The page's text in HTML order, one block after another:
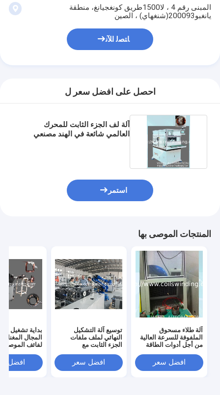
المبنى رقم 4 ، لا1500طريق كونغجيانغ، منطقة
يانغبو200093(شنغهاي) ، الصين
ﺎﺘﺼﻟ ﺍﻶﻧ
احصل على افضل سعر ل
آلة لف الجزء الثابت للمحرك
العالمي شائعة في الهند مصنعي
استمر
المنتجات الموصى بها
آلة طلاء مسحوق
الملفوفة للسرعة العالية
من أجل أدوات الطاقة
افضل سعر
توسيع آلة التشكيل
النهائي لملف ملفات
الجزء الثابت مع
افضل سعر
بداية تشغيل
المجال
لفائف الموصل
افضل